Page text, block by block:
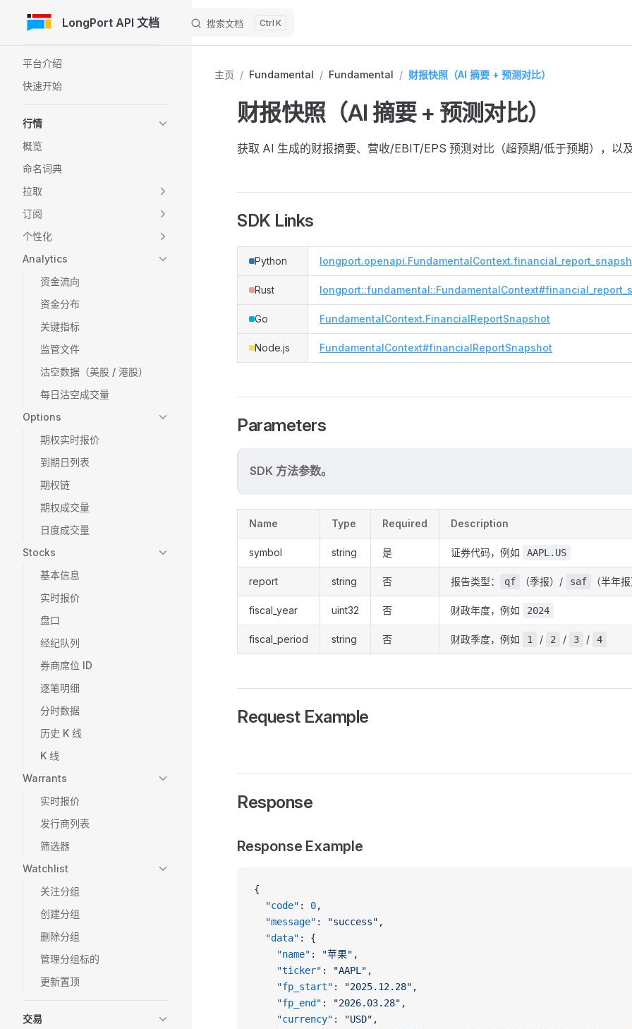
跳转到内容LongPort API 文档 搜索文档 K
平台介绍
快速开始
行情
概览
命名词典
拉取
订阅
个性化
Analytics
资金流向
资金分布
关键指标
监管文件
沽空数据（美股 / 港股）
每日沽空成交量
Options
期权实时报价
到期日列表
期权链
期权成交量
日度成交量
Stocks
基本信息
实时报价
盘口
经纪队列
券商席位 ID
逐笔明细
分时数据
历史 K 线
K 线
Warrants
实时报价
发行商列表
筛选器
Watchlist
关注分组
创建分组
删除分组
管理分组标的
更新置顶
交易
主页 / Fundamental / Fundamental / 财报快照（AI 摘要 + 预测对比）
财报快照（AI 摘要 + 预测对比）
获取 AI 生成的财报摘要、营收/EBIT/EPS 预测对比（超预期/低于预期），以
SDK Links
Python
Rust
Go FundamentalContext.FinancialReportSnapshot
Node.js FundamentalContext#financialReportSnapshot
Parameters
SDK 方法参数。
Name Type Required Description
symbol string 是 证券代码，例如 AAPL.US
report string 否 报告类型： qf （季报）/ saf （半年
fiscal_year uint32 否 财政年度，例如 2024
fiscal_period string 否 财政季度，例如 1 / 2 / 3 / 4
Request Example
Response
Response Example
{
  "code"
: 0,
  "message"
: "success" ,
  "data"
: {
    "name"
: "苹果" ,
    "ticker"
: "AAPL" ,
    "fp_start"
: "2025.12.28" ,
    "fp_end"
: "2026.03.28" ,
    "currency"
: "USD" ,